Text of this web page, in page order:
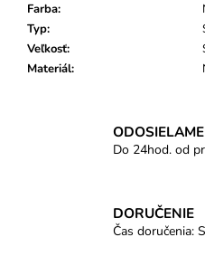
Farba:
Typ:
Veľkosť:
Materiál:
ODOSIELAME
Do 24hod. od
DORUČENIE
Čas doručenia: